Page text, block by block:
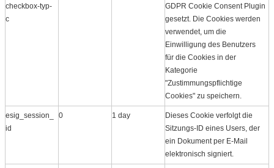
checkbox-typ-
c
GDPR Cookie Consent Plugin
gesetzt. Die Cookies werden
verwendet, um die
Einwilligung des Benutzers
für die Cookies in der
Kategorie
"Zustimmungspflichtige
Cookies" zu speichern.
esig_session_
id
0 1 day
Dieses Cookie verfolgt die
Sitzungs-ID eines Users, der
ein Dokument per E-Mail
elektronisch signiert.